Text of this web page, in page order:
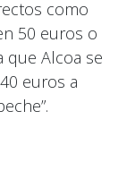
como
50 euros o
que Alcoa se
euros a